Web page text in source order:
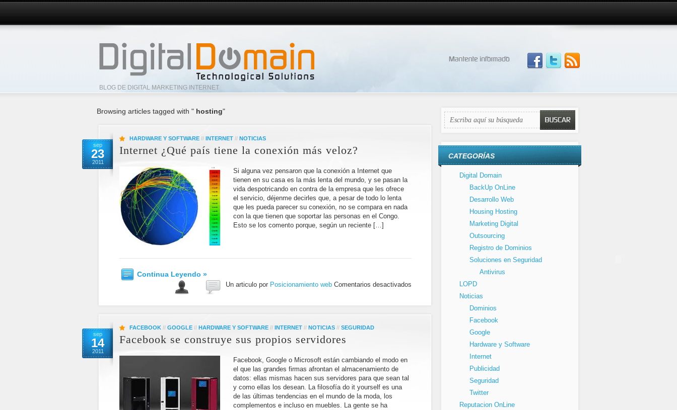
BLOG DE DIGITAL MARKETING INTERNET
Browsing articles tagged with " hosting"
sep
23
2011
HARDWARE Y SOFTWARE // INTERNET // NOTICIAS
Internet ¿Qué país tiene la conexión más veloz?
Si alguna vez pensaron que la conexión a Internet que
tienen en su casa es la más lenta del mundo, y se pasan la
vida despotricando en contra de la empresa que les ofrece
el servicio, déjenme decirles que, a pesar de todo lo lenta
que les pueda parecer su conexión, no se compara en nada
con la que tienen que soportar las personas en el Congo.
Esto se los comento porque, según un reciente […]
Continua Leyendo »
Un articulo por Posicionamiento web Comentarios desactivados
sep
14
2011
FACEBOOK // GOOGLE // HARDWARE Y SOFTWARE // INTERNET // NOTICIAS // SEGURIDAD
Facebook se construye sus propios servidores
Facebook, Google o Microsoft están cambiando el modo en
el que las grandes firmas afrontan el almacenamiento de
datos: ellas mismas hacen sus servidores para que sean tal
y como ellas los desean. La filosofía do it yourself es una
de las últimas tendencias en el mundo de la moda, los
complementos e incluso en muebles. La gente se ha
CATEGORÍAS
Digital Domain
BackUp OnLine
Desarrollo Web
Housing Hosting
Marketing Digital
Outsourcing
Registro de Dominios
Soluciones en Seguridad
Antivirus
LOPD
Noticias
Dominios
Facebook
Google
Hardware y Software
Internet
Publicidad
Seguridad
Twitter
Reputacion OnLine